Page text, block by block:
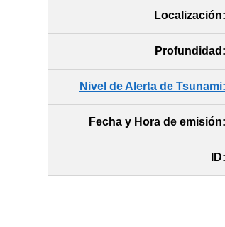
Localización:
Profundidad:
Nivel de Alerta de Tsunami:
Fecha y Hora de emisión:
ID: